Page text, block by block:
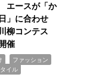
エースが「か
」に合わせ
柳コンテス
催
ファッション
イル